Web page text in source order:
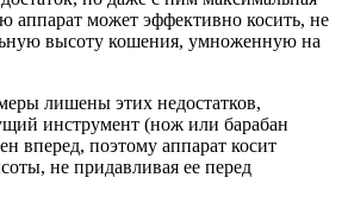
аппарат может эффективно косить, не
высоту кошения, умноженную на
лишены этих недостатков,
инструмент (нож или барабан
вперед, поэтому аппарат косит
не придавливая ее перед